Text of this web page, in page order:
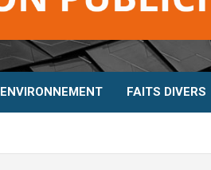
ENVIRONNEMENT FAITS DIVERS